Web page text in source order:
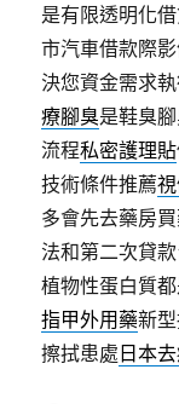
是有限透明化
市汽車借款際
決您資金需求
療腳臭是鞋臭
流程私密護理貼
技術條件推薦
多會先去藥房
法和第二次貸
植物性蛋白質
指甲外用藥新
擦拭患處 日本